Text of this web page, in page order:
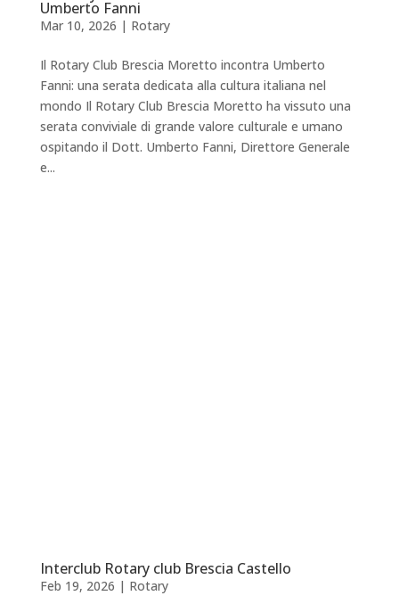
Umberto Fanni
Mar 10, 2026 | Rotary
Il Rotary Club Brescia Moretto incontra Umberto
Fanni: una serata dedicata alla cultura italiana nel
mondo Il Rotary Club Brescia Moretto ha vissuto una
serata conviviale di grande valore culturale e umano
ospitando il Dott. Umberto Fanni, Direttore Generale
e...
Interclub Rotary club Brescia Castello
Feb 19, 2026 | Rotary